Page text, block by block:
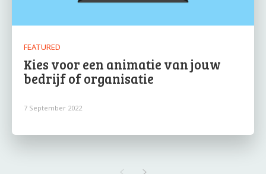
FEATURED
Kies voor een animatie van jouw
bedrijf of organisatie
7 September 2022